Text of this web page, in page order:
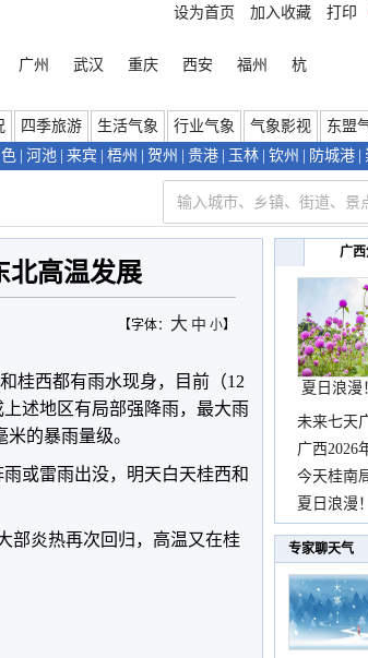
设为首页 加入收藏 打印
广州 武汉 重庆 西安 福州
杭
四季旅游 生活气象 行业气象 气象影视 东盟
河池 来宾 梧州 贺州 贵港 玉林 钦州 防城港
北高温发展
【字体： 大 中 小】
桂西都有雨水现身，目前（12
述地区有局部强降雨，最大雨
的暴雨量级。
或雷雨出没，明天白天桂西和
部炎热再次回归，高温又在桂
广
夏日浪漫
秀
未来七天
时
广西2026
份
今天桂南
现暴
夏日浪漫
持
专家聊天气